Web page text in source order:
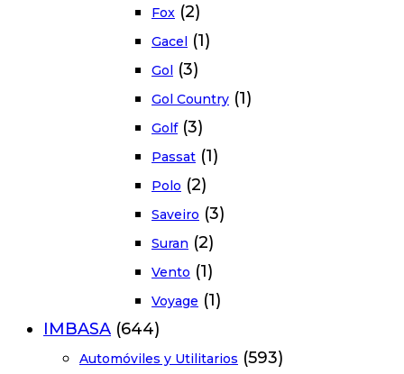
Fox (2)
Gacel (1)
Gol (3)
Gol Country (1)
Golf (3)
Passat (1)
Polo (2)
Saveiro (3)
Suran (2)
Vento (1)
Voyage (1)
IMBASA (644)
Automóviles y Utilitarios (593)